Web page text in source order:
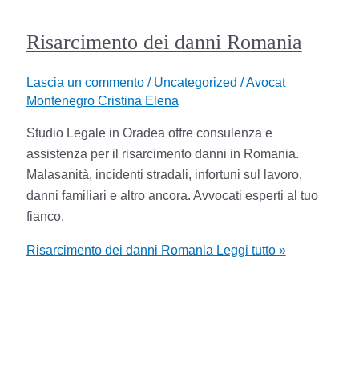
Risarcimento dei danni Romania
Lascia un commento / Uncategorized /Avocat
Montenegro Cristina Elena
Studio Legale in Oradea offre consulenza e
assistenza per il risarcimento danni in Romania.
Malasanità, incidenti stradali, infortuni sul lavoro,
danni familiari e altro ancora. Avvocati esperti al tuo
fianco.
Risarcimento dei danni Romania Leggi tutto »